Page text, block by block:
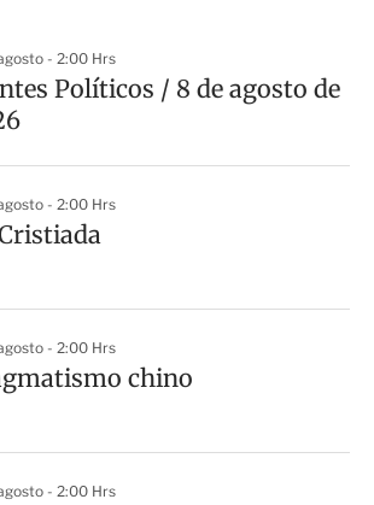
- 2:00 Hrs
Políticos / 8 de agosto de
- 2:00 Hrs
- 2:00 Hrs
chino
- 2:00 Hrs